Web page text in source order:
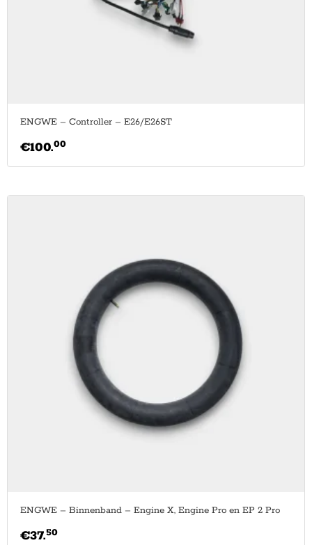
ENGWE – Controller – E26/E26ST
€100.00
ENGWE – Binnenband – Engine X, Engine Pro en EP 2 Pro
€37.50